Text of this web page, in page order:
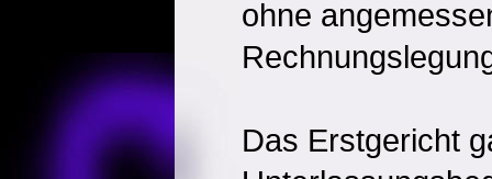
ohne
Das Erstgericht